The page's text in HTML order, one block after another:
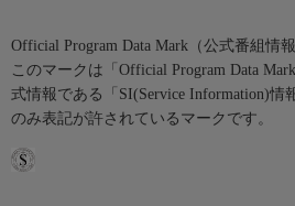
Official Program Data Mark（公式番組情報
このマークは「Official Program Data
式情報である「SI(Service Information)情
のみ表記が許されているマークです。